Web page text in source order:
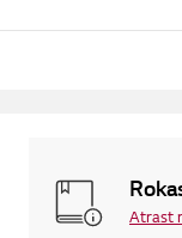
Atrast